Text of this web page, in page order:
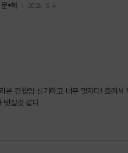
문*혜 2026. 5. 4.
본 간월암 신기하고 너무 멋지다! 흐려서
멋질것 같다